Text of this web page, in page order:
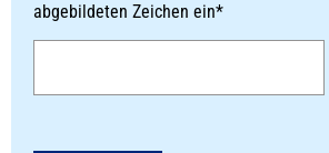
abgebildeten Zeichen ein*